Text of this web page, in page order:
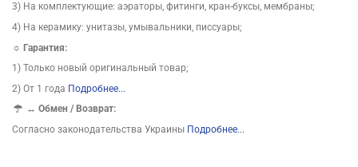
3) На комплектующие: аэраторы, фитинги, кран-буксы, мембраны;
4) На керамику: унитазы, умывальники, писсуары;
☼ Гарантия:
1) Только новый оригинальный товар;
2) От 1 года Подробнее...
↔Обмен / Возврат:
Согласно законодательства Украины Подробнее...